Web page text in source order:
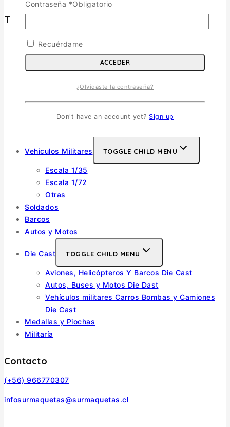
Tienda
Aviones TOGGLE CHILD MENU
Escala 1/144
Escala 1/32
Otras
Vehiculos Militares TOGGLE CHILD MENU
Escala 1/35
Escala 1/72
Otras
Soldados
Barcos
Autos y Motos
Die Cast TOGGLE CHILD MENU
Aviones, Helicópteros Y Barcos Die Cast
Autos, Buses y Motos Die Dast
Vehículos militares Carros Bombas y Camiones
Die Cast
Medallas y Piochas
Militaría
Contacto
(+56) 966770307
infosurmaquetas@surmaquetas.cl
Contraseña *Obligatorio
Recuérdame
ACCEDER
¿Olvidaste la contraseña?
Don't have an account yet? Sign up